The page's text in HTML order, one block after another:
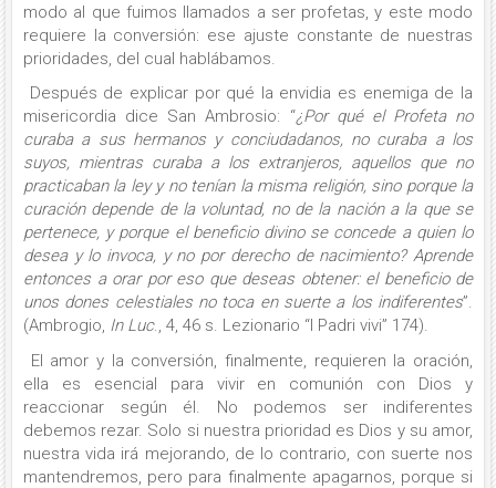
modo al que fuimos llamados a ser profetas, y este modo
requiere la conversión: ese ajuste constante de nuestras
prioridades, del cual hablábamos.
Después de explicar por qué la envidia es enemiga de la
misericordia dice San Ambrosio: “¿Por qué el Profeta no
curaba a sus hermanos y conciudadanos, no curaba a los
suyos, mientras curaba a los extranjeros, aquellos que no
practicaban la ley y no tenían la misma religión, sino porque la
curación depende de la voluntad, no de la nación a la que se
pertenece, y porque el beneficio divino se concede a quien lo
desea y lo invoca, y no por derecho de nacimiento? Aprende
entonces a orar por eso que deseas obtener: el beneficio de
unos dones celestiales no toca en suerte a los indiferentes”.
(Ambrogio, In Luc., 4, 46 s. Lezionario “I Padri vivi” 174).
El amor y la conversión, finalmente, requieren la oración,
ella es esencial para vivir en comunión con Dios y
reaccionar según él. No podemos ser indiferentes
debemos rezar. Solo si nuestra prioridad es Dios y su amor,
nuestra vida irá mejorando, de lo contrario, con suerte nos
mantendremos, pero para finalmente apagarnos, porque si